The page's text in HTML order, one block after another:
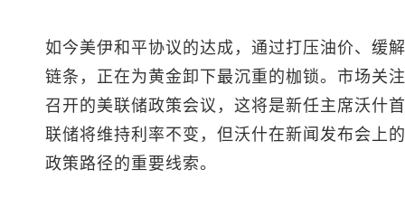
如今美伊和平协议的达成，通过打压油价、缓
链条，正在为黄金卸下最沉重的枷锁。市场关
召开的美联储政策会议，这将是新任主席沃什
联储将维持利率不变，但沃什在新闻发布会上
政策路径的重要线索。